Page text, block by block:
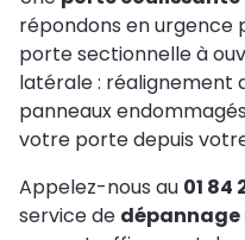
répondons en urgence
porte sectionnelle à
latérale : réalignement
panneaux
votre porte depuis
Appelez-nous au 01 84
service de dépannage